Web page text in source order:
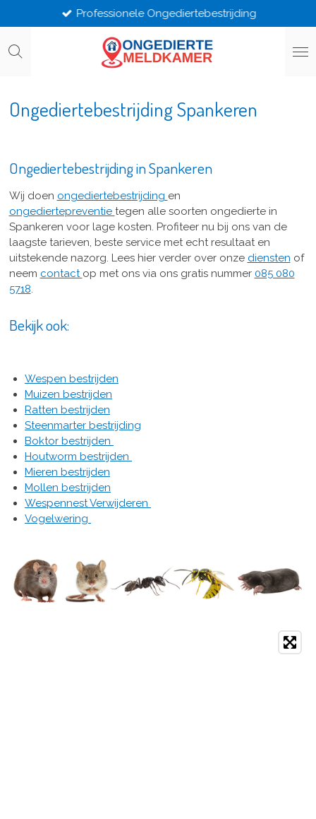
direct
naar
Professionele Ongediertebestrijding
Ongediertebestrijding Spankeren
Ongediertebestrijding in Spankeren
Wij doen ongediertebestrijding en
ongediertepreventie tegen alle soorten ongedierte in
Spankeren voor lage kosten. Profiteer nu bij ons van de
laagste tarieven, beste service met echt resultaat en
uitstekende nazorg. Lees hier verder over onze diensten of
neem contact op met ons via ons gratis nummer 085 080
5718.
Bekijk ook:
Wespen bestrijden
Muizen bestrijden
Ratten bestrijden
Steenmarter bestrijding
Boktor bestrijden
Houtworm bestrijden
Mieren bestrijden
Mollen bestrijden
Wespennest Verwijderen
Vogelwering